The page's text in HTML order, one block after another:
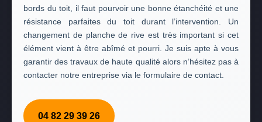
bords du toit, il faut pourvoir une bonne étanchéité et une
résistance parfaites du toit durant l’intervention. Un
changement de planche de rive est très important si cet
élément vient à être abîmé et pourri. Je suis apte à vous
garantir des travaux de haute qualité alors n’hésitez pas à
contacter notre entreprise via le formulaire de contact.
04 82 29 39 26